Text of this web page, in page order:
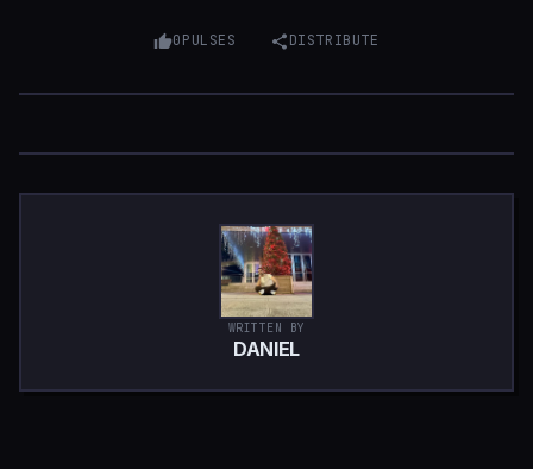
0PULSES DISTRIBUTE
WRITTEN BY
DANIEL